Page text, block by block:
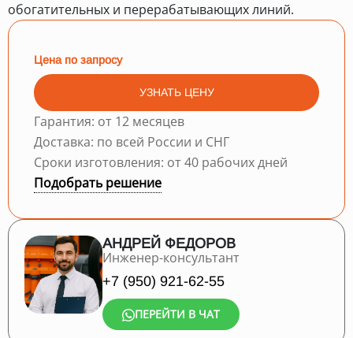
обогатительных и перерабатывающих линий.
Цена по запросу
УЗНАТЬ ЦЕНУ
Гарантия: от 12 месяцев
Доставка: по всей России и СНГ
Сроки изготовления: от 40 рабочих дней
Подобрать решение
АНДРЕЙ ФЕДОРОВ
Инженер-консультант
+7 (950) 921-62-55
ПЕРЕЙТИ В ЧАТ